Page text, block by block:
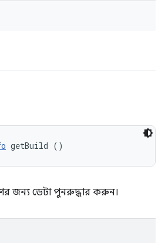
getBuild ()
জন্য ডেটা পুনরুদ্ধার করুন।